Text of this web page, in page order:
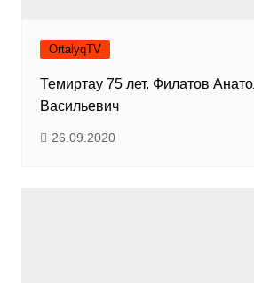
OrtalyqTV
Темиртау 75 лет. Филатов
Васильевич
26.09.2020